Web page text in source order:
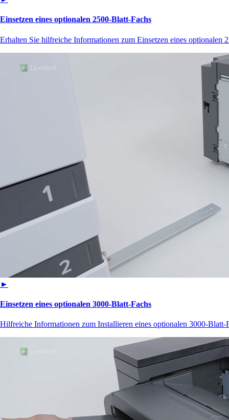
Einsetzen eines optionalen 2500‑Blatt-Fachs
Erhalten Sie hilfreiche Informationen zum Einsetzen eines optionalen
►
Einsetzen eines optionalen 3000‑Blatt-Fachs
Hilfreiche Informationen zum Installieren eines optionalen 3000-Blatt-